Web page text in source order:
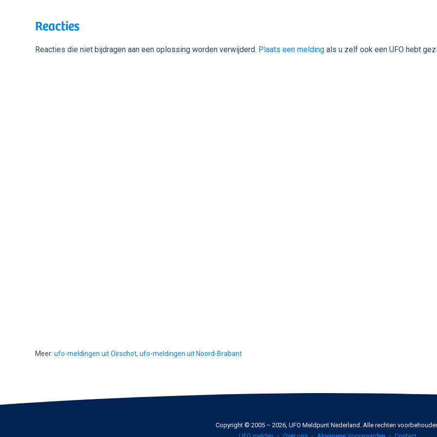
Reacties
Reacties die niet bijdragen aan een oplossing worden verwijderd. Plaats een melding als u zelf ook een UFO hebt
Meer: ufo-meldingen uit Oirschot, ufo-meldingen uit Noord-Brabant
Copyright © 2005 – 2026, UFO Meldpunt Nederland. Alle rechten